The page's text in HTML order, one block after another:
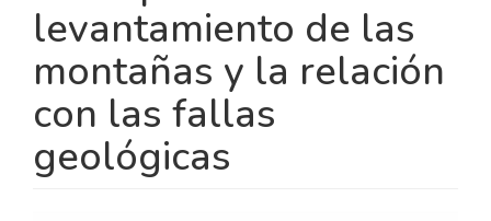
levantamiento de las
montañas y la relación
con las fallas
geológicas